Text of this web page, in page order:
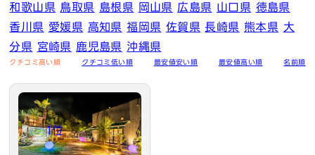
和歌山県 鳥取県 島根県 岡山県 広島県 山口県 徳島県
香川県 愛媛県 高知県 福岡県 佐賀県 長崎県 熊本県 大
分県 宮崎県 鹿児島県 沖縄県
クチコミ高い順 クチコミ低い順 最安値安い順 最安値高い順 名前順
1位